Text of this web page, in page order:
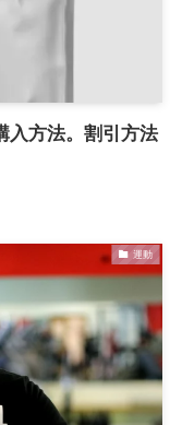
入方法。割引方法
運動